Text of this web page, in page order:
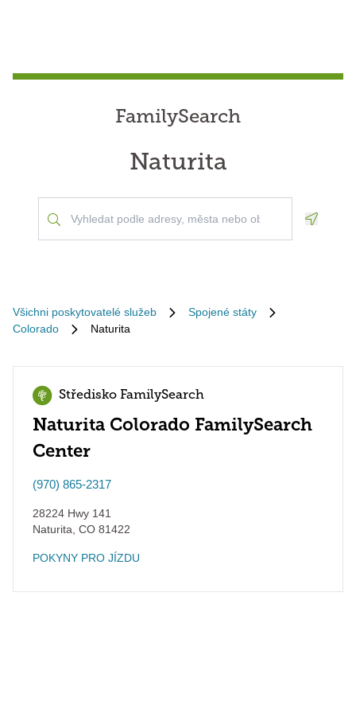
FamilySearch
Naturita
Všichni poskytovatelé služeb
Spojené státy
Colorado
Naturita
Středisko FamilySearch
Naturita Colorado FamilySearch
Center
(970) 865-2317
28224 Hwy 141
Naturita CO 81422
POKYNY PRO JÍZDU